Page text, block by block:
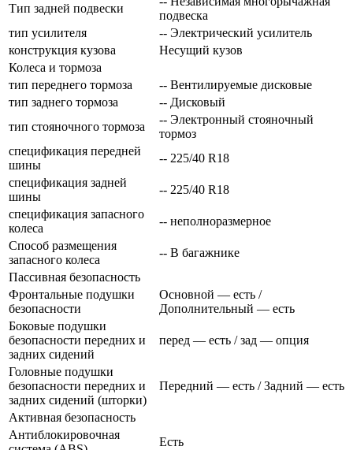
Тип задней подвески
подвеска
тип усилителя
-- Электрический усилитель
конструкция кузова
Несущий кузов
Колеса и тормоза
тип переднего тормоза
-- Вентилируемые дисковые
тип заднего тормоза
-- Дисковый
тип стояночного тормоза
-- Электронный стояночный
тормоз
спецификация передней
шины
-- 225/40 R18
спецификация задней
шины
-- 225/40 R18
спецификация запасного
колеса
-- неполноразмерное
Способ размещения
запасного колеса
-- В багажнике
Пассивная безопасность
Фронтальные подушки
безопасности
Основной — есть /
Дополнительный — есть
Боковые подушки
безопасности передних и
задних сидений
перед — есть / зад — опция
Головные подушки
безопасности передних и
задних сидений (шторки)
Передний — есть / Задний — есть
Активная безопасность
Антиблокировочная
Есть